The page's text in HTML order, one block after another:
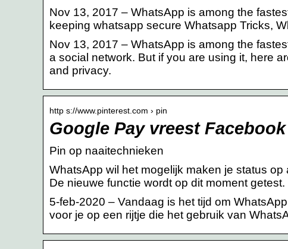
Nov 13, 2017 – WhatsApp is among the
keeping whatsapp secure Whatsapp Tricks,
Nov 13, 2017 – WhatsApp is among the
a social network. But if you are using it, here
and privacy.
http s://www.pinterest.com › pin
Google Pay vreest
Pin op naaitechnieken
WhatsApp wil het mogelijk maken je status
De nieuwe functie wordt op dit moment getest.
5-feb-2020 – Vandaag is het tijd om
voor je op een rijtje die het gebruik van